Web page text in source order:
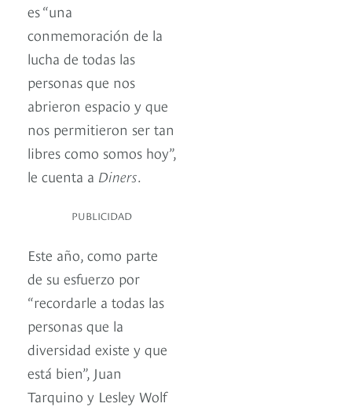
es “una
conmemoración de la
lucha de todas las
personas que nos
abrieron espacio y que
nos permitieron ser tan
libres como somos hoy”,
le cuenta a Diners.
PUBLICIDAD
Este año, como parte
de su esfuerzo por
“recordarle a todas las
personas que la
diversidad existe y que
está bien”, Juan
Tarquino y Lesley Wolf